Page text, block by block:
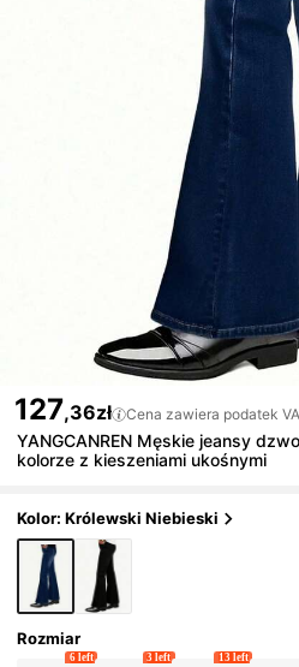
127,36zł Cena zawiera podatek
YANGCANREN Męskie jeansy
kolorze z kieszeniami ukośnymi
Kolor: Królewski Niebieski
Rozmiar
6 left 3 left 13 left